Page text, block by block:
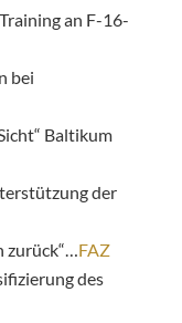
an F-16-
bei
Baltikum
der
FAZ
des